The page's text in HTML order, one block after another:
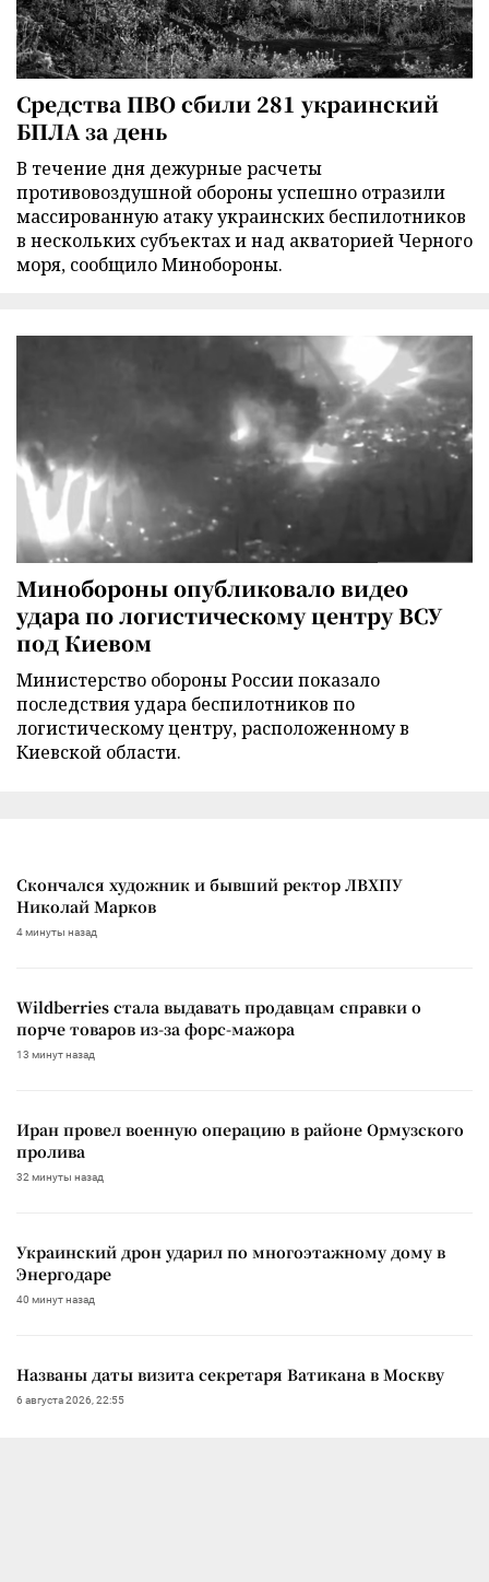
Средства ПВО сбили 281 украинский
БПЛА за день
В течение дня дежурные расчеты
противовоздушной обороны успешно отразили
массированную атаку украинских беспилотников
в нескольких субъектах и над акваторией Черного
моря, сообщило Минобороны.
Минобороны опубликовало видео
удара по логистическому центру ВСУ
под Киевом
Министерство обороны России показало
последствия удара беспилотников по
логистическому центру, расположенному в
Киевской области.
Скончался художник и бывший ректор ЛВХПУ
Николай Марков
4 минуты назад
Wildberries стала выдавать продавцам справки о
порче товаров из-за форс-мажора
13 минут назад
Иран провел военную операцию в районе Ормузского
пролива
32 минуты назад
Украинский дрон ударил по многоэтажному дому в
Энергодаре
40 минут назад
Названы даты визита секретаря Ватикана в Москву
6 августа 2026, 22:55